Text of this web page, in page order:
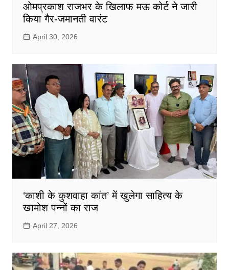
ओमप्रकाश राजभर के खिलाफ मऊ कोर्ट ने जारी
किया गैर-जमानती वारंट
April 30, 2026
‘काशी के कुशवाहा कांत’ में खुलेगा साहित्य के
खामोश पन्नों का राज
April 27, 2026